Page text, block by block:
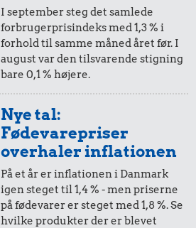
5,-
i 2002
= 5,-
i 2003
2,-
i 2002 i 2003
1,-
i 2002
= 1,-
i 2003
I september steg det samlede
forbrugerprisindeks med 1,3 % i
forhold til samme måned året før. I
august var den tilsvarende stigning
bare 0,1 % højere.
Nye tal:
Fødevarepriser
overhaler inflationen
På et år er inflationen i Danmark
igen steget til 1,4 % - men priserne
på fødevarer er steget med 1,8 %. Se
hvilke produkter der er blevet